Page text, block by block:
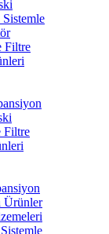
Filtre
Filtre
Ürünler